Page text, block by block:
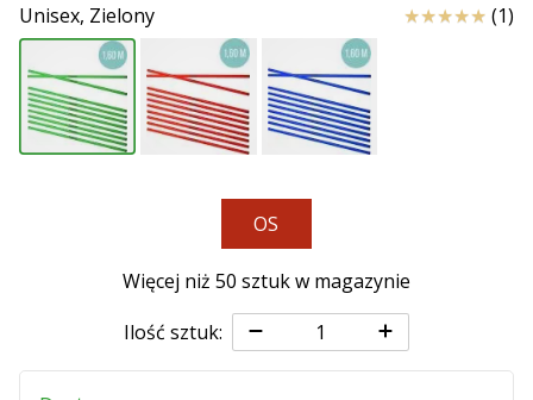
buty,
ubrania
i…
11. 8. 2022
Ambasadorem
Weplayvolleyball
Czy
Unisex, Zielony Ocena (1)
OS
Więcej niż 50 sztuk w magazynie
Ilość sztuk: